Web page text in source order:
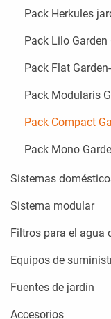
Pack Herkules
Pack Lilo
Pack Flat
Pack Modularis
Pack Compact
Pack Mono
Sistemas
Sistema modular
Filtros para el agua
Equipos de
Fuentes de jardín
Accesorios